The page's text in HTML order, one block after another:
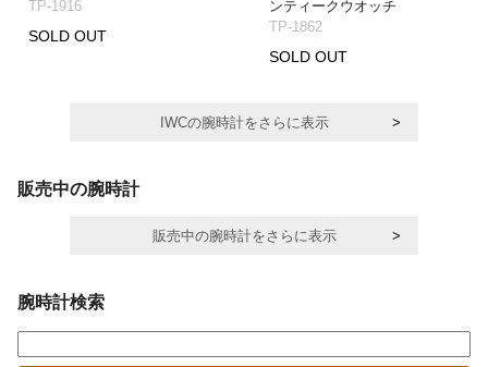
TP-1916
SOLD OUT
ンティークウオッチ
TP-1862
SOLD OUT
IWCの腕時計をさらに表示
販売中の腕時計
販売中の腕時計をさらに表示
腕時計検索